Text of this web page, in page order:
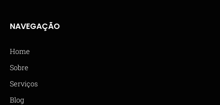
NAVEGAÇÃO
Home
Sobre
Serviços
Blog